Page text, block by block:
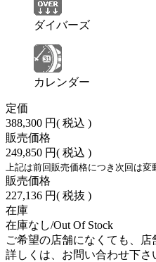
ダイバーズ
カレンダー
定価
388,300 円( 税込 )
販売価格
249,850 円( 税込 )
上記は前回販売価格につき次回は変
販売価格
227,136 円( 税抜 )
在庫
在庫なし/Out Of Stock
ご希望の店舗になくても、店
詳しくは、お問い合わせ下さ